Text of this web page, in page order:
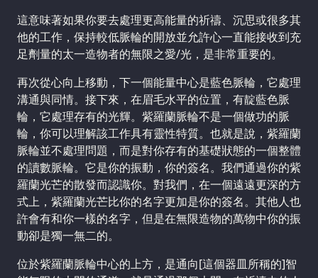
這意味著如果你要去處理更高能量的祈禱、沉思或很多其
他的工作，保持較低脈輪的開放並允許心一直能接收到充
足劑量的太一造物者的無限之愛/光，是非常重要的。
再次從心向上移動，下一個能量中心是藍色脈輪，它處理
溝通與同情。接下來，在眉毛水平的位置，有靛藍色脈
輪，它處理存有的光輝。紫羅蘭脈輪不是一個做功的脈
輪，你可以理解該工作具有靈性特質。也就是說，紫羅蘭
脈輪並不處理問題，而是對你存有的基礎狀態的一個整體
的讀數脈輪。它是你的振動，你的簽名。我們通過你的紫
羅蘭光芒的散發而認識你。對我們，在一個遠遠更深的方
式上，紫羅蘭光芒比你的名字更加是你的簽名。其他人也
許會有和你一樣的名字，但是在無限造物的萬物中你的振
動卻是獨一無二的。
位於紫羅蘭脈輪中心的上方，是通向[這個器皿所稱的]智